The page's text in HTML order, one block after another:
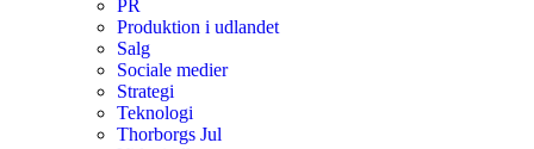
PR
Produktion i udlandet
Salg
Sociale medier
Strategi
Teknologi
Thorborgs Jul